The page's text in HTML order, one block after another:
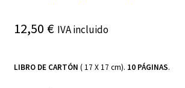
12,50 € IVA incluido
LIBRO DE CARTÓN ( 17 X 17 cm). 10 PÁGINAS.